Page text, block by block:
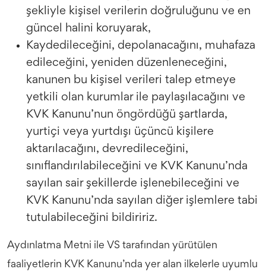
şekliyle kişisel verilerin doğruluğunu ve en
güncel halini koruyarak,
Kaydedileceğini, depolanacağını, muhafaza
edileceğini, yeniden düzenleneceğini,
kanunen bu kişisel verileri talep etmeye
yetkili olan kurumlar ile paylaşılacağını ve
KVK Kanunu’nun öngördüğü şartlarda,
yurtiçi veya yurtdışı üçüncü kişilere
aktarılacağını, devredileceğini,
sınıflandırılabileceğini ve KVK Kanunu’nda
sayılan sair şekillerde işlenebileceğini ve
KVK Kanunu’nda sayılan diğer işlemlere tabi
tutulabileceğini bildiririz.
Aydınlatma Metni ile VS tarafından yürütülen
faaliyetlerin KVK Kanunu’nda yer alan ilkelerle uyumlu